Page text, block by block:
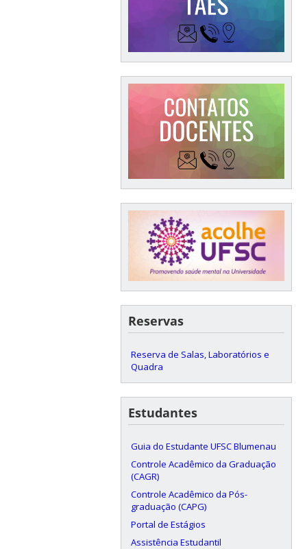
Reservas
Reserva de Salas, Laboratórios e
Quadra
Estudantes
Guia do Estudante UFSC Blumenau
Controle Acadêmico da Graduação
(CAGR)
Controle Acadêmico da Pós-
graduação (CAPG)
Portal de Estágios
Assistência Estudantil